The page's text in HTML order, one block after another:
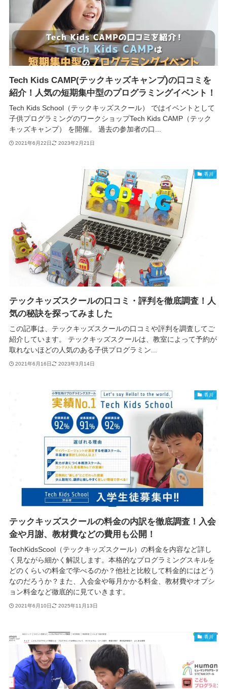
Tech Kids CAMP(テックキッズキャンプ)の口コミを
紹介！人気の短期集中型のプログラミングイベント！
Tech Kids School（テックキッズスクール） ではイベントとして
子供プログラミングのワークショップTech Kids CAMP（テック
キッズキャンプ） を開催。 過去の参加者の口...
2021年6月22日 2023年2月21日
香川
テックキッズスクールの口コミ・評判を徹底調査！人
気の秘訣を探ってみました
この記事は、テックキッズスクールの口コミや評判を調査してご
紹介しています。 テックキッズスクールは、教室によって予約が
取れないほどの人気のある子供プログラミン...
2021年6月16日 2023年3月14日
香川
テックキッズスクールの料金の内訳を徹底調査！入会
金や月謝、教材費などの費用も公開！
TechKidsScool（テックキッズスクール）の料金を内容など詳し
く見ながら細かく解説します。本格的なプログラミングスキルを
どのくらいの料金で学べるのか？他社と比較して料金的にはどう
なのだろうか？また、入会金や毎月かかる料金、教材費やオプシ
ョン料金など徹底的に見ていきます。
2021年6月10日 2025年11月13日
香川